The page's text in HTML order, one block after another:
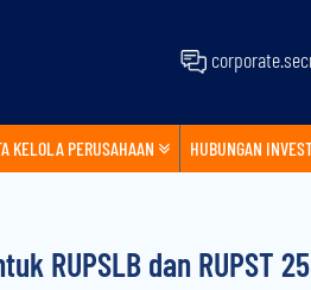
KELOLA PERUSAHAAN HUBUNGAN
RUPSLB dan RUPST